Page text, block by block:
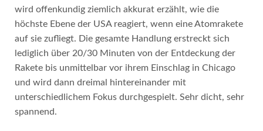
wird offenkundig ziemlich akkurat erzählt, wie die
höchste Ebene der USA reagiert, wenn eine Atomrakete
auf sie zufliegt. Die gesamte Handlung erstreckt sich
lediglich über 20/30 Minuten von der Entdeckung der
Rakete bis unmittelbar vor ihrem Einschlag in Chicago
und wird dann dreimal hintereinander mit
unterschiedlichem Fokus durchgespielt. Sehr dicht, sehr
spannend.